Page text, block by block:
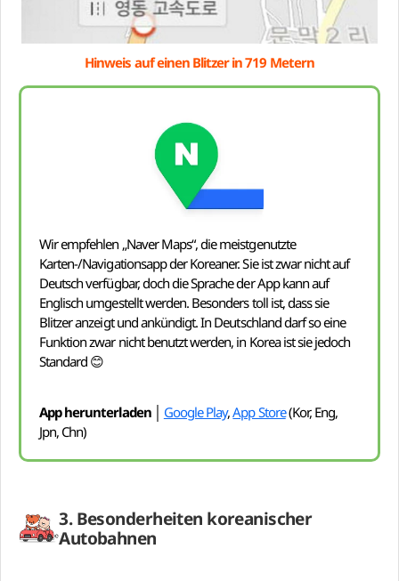
Hinweis auf einen Blitzer in 719 Metern
Wir empfehlen „Naver Maps“, die meistgenutzte
Karten-/Navigationsapp der Koreaner. Sie ist zwar nicht auf
Deutsch verfügbar, doch die Sprache der App kann auf
Englisch umgestellt werden. Besonders toll ist, dass sie
Blitzer anzeigt und ankündigt. In Deutschland darf so eine
Funktion zwar nicht benutzt werden, in Korea ist sie jedoch
Standard 😊
App herunterladen │ Google Play,App Store(Kor, Eng,
Jpn, Chn)
3. Besonderheiten koreanischer
Autobahnen